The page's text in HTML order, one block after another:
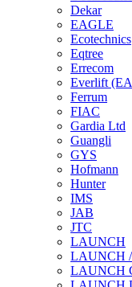
Dekar
EAGLE
Ecotechnics
Eqtree
Errecom
Everlift
Ferrum
FIAC
Gardia Ltd
Guangli
GYS
Hofmann
Hunter
IMS
JAB
JTC
LAUNCH
LAUNCH /
LAUNCH